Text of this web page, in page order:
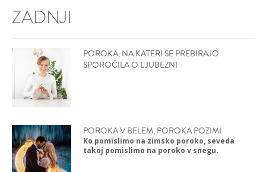
ZADNJI
POROKA, NA KATERI SE PREBIRAJO
SPOROČILA O LJUBEZNI
POROKA V BELEM, POROKA POZIMI
Ko pomislimo na zimsko poroko, seveda
takoj pomislimo na poroko v snegu.